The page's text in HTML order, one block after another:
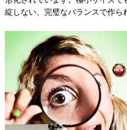
綻しない、完璧なバランスで作ら